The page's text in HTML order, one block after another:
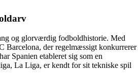
og glorværdig fodboldhistorie. Med
Barcelona, der regelmæssigt konkurrerer
Spanien etableret sig som en
La Liga, er kendt for sit tekniske spil